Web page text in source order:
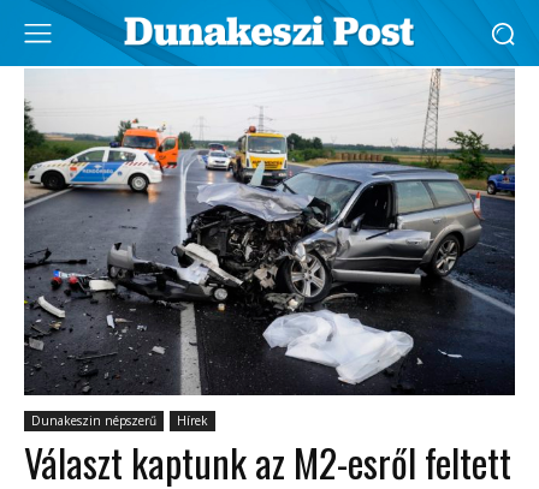
Dunakeszin népszerű Hírek
Választ kaptunk az M2-esről feltett